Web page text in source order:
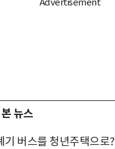
뉴스
기 버스를 청년주택으로?